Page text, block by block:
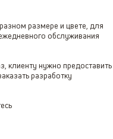
размере и цвете, для
обслуживания
клиенту нужно предоставить
разработку